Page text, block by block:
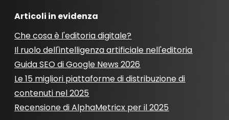
Articoli in evidenza
Che cosa è l'editoria digitale?
Il ruolo dell'intelligenza artificiale nell'editoria
Guida SEO di Google News 2026
Le 15 migliori piattaforme di distribuzione di
contenuti nel 2025
Recensione di AlphaMetricx per il 2025